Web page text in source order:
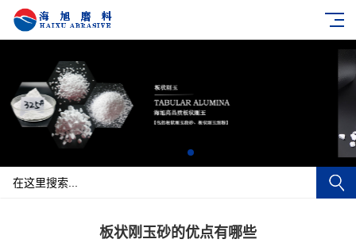
板状刚玉砂的优点有哪些